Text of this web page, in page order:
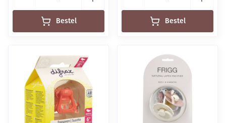
Bestel Bestel